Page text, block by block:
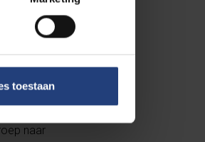
toestaan
bij
out-
met
naar